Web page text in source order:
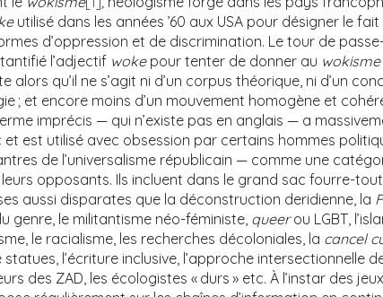
utilisé dans les années ’60 aux USA pour désigner le fait
d’oppression et de discrimination. Le tour de
l’adjectif wokepour tenter de donner au wokisme
alors qu’il ne s’agit ni d’un corpus théorique, ni d’un
; et encore moins d’un mouvement homogène et
imprécis — qui n’existe pas en anglais — a
est utilisé avec obsession par certains hommes
de l’universalisme républicain — comme une
opposants. Ils incluent dans le grand sac fourre-tout
aussi disparates que la déconstruction deridienne, la
genre, le militantisme néo-féministe, queerou LGBT,
le racialisme, les recherches décoloniales, la cancel
l’écriture inclusive, l’approche intersectionnelle
des ZAD, les écologistes « durs » etc. À l’instar des